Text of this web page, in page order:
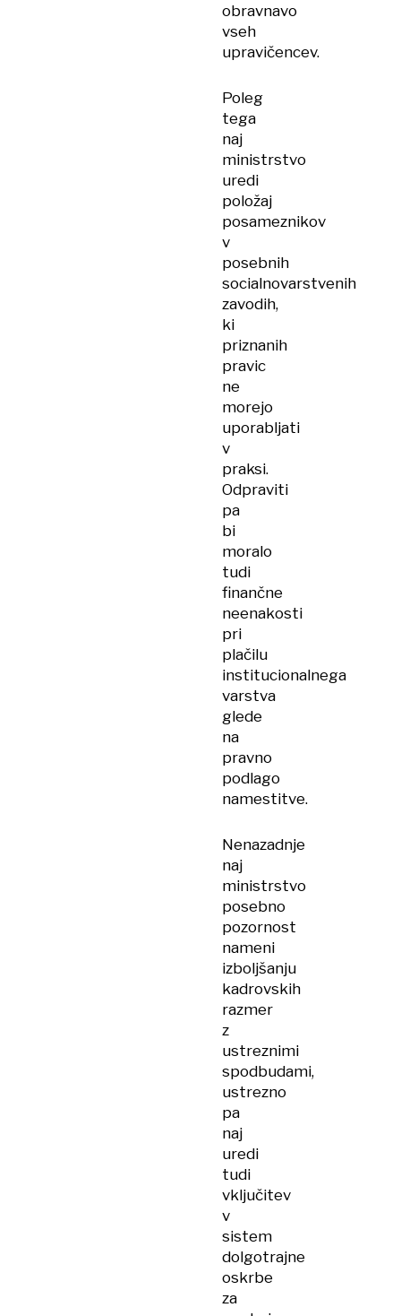
obravnavo
vseh
upravičencev.
Poleg
tega
naj
ministrstvo
uredi
položaj
posameznikov
v
posebnih
socialnovarstvenih
zavodih,
ki
priznanih
pravic
ne
morejo
uporabljati
v
praksi.
Odpraviti
pa
bi
moralo
tudi
finančne
neenakosti
pri
plačilu
institucionalnega
varstva
glede
na
pravno
podlago
namestitve.
Nenazadnje
naj
ministrstvo
posebno
pozornost
nameni
izboljšanju
kadrovskih
razmer
z
ustreznimi
spodbudami,
ustrezno
pa
naj
uredi
tudi
vključitev
v
sistem
dolgotrajne
oskrbe
za